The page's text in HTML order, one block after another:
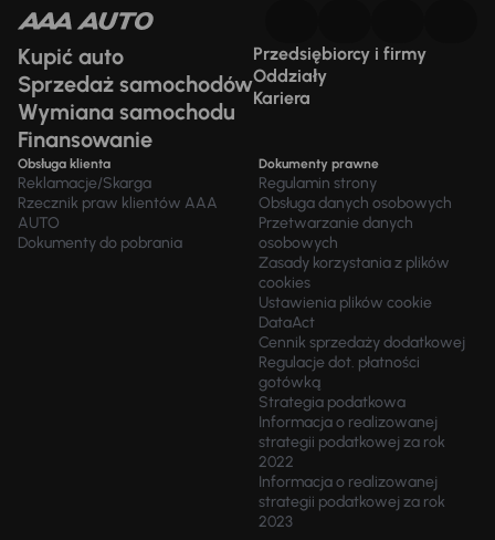
Kupić auto
Sprzedaż samochodów
Wymiana samochodu
Finansowanie
Przedsiębiorcy i firmy
Oddziały
Kariera
Obsługa klienta
Reklamacje/Skarga
Rzecznik praw klientów AAA
AUTO
Dokumenty do pobrania
Dokumenty prawne
Regulamin strony
Obsługa danych osobowych
Przetwarzanie danych
osobowych
Zasady korzystania z plików
cookies
Ustawienia plików cookie
DataAct
Cennik sprzedaży dodatkowej
Regulacje dot. płatności
gotówką
Strategia podatkowa
Informacja o realizowanej
strategii podatkowej za rok
2022
Informacja o realizowanej
strategii podatkowej za rok
2023